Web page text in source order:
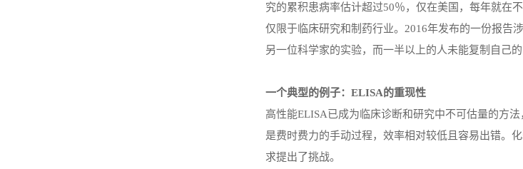
究的累积患病率估计超过50％，仅在美国，每年就在不
仅限于临床研究和制药行业。 2016年发布的一份报告
另一位科学家的实验，而一半以上的人未能复制自己
一个典型的例子： ELISA的重现性
高性能ELISA已成为临床诊断和研究中不可估量的方
是费时费力的手动过程，效率相对较低且容易出错。
求提出了挑战。